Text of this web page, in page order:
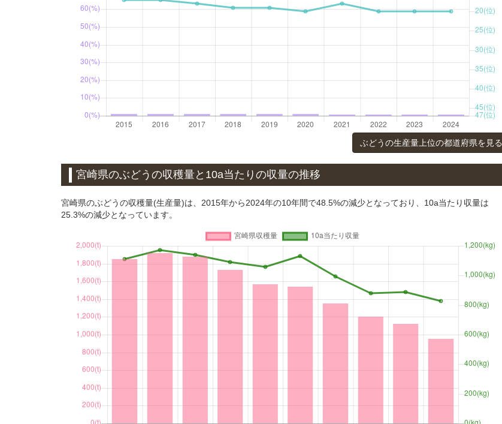
ぶどうの生産量上位の都道府県を見る
宮崎県のぶどうの収穫量と10a当たりの収量の推移
宮崎県のぶどうの収穫量(生産量)は、2015年から2024年の10年間で48.5%の減少となっており、10a当たり収量は
25.3%の減少となっています。